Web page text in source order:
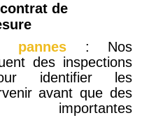
de
pannes : Nos
des inspections
identifier les
avant que des
importantes